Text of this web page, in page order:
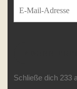
E-Mail-
Schließe dich 233